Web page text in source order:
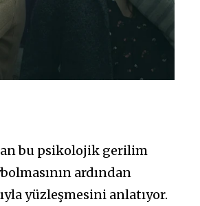
bu psikolojik gerilim
ardından
yüzleşmesini anlatıyor.